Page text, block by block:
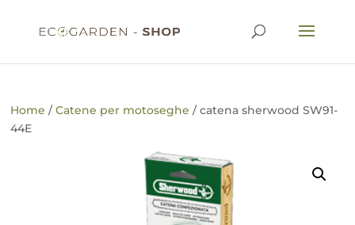
Home /Catene per motoseghe / catena sherwood SW91-
44E